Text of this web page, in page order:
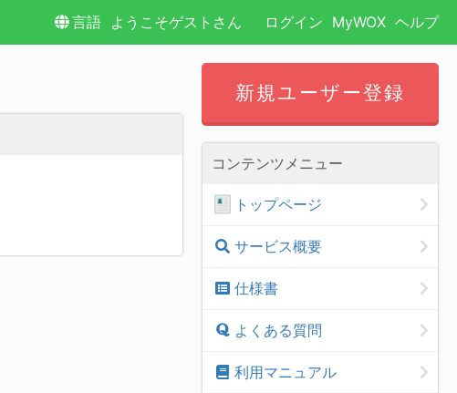
言語 ようこそゲストさん ログイン MyWOX ヘルプ
新規ユーザー登録
コンテンツメニュー
トップページ
サービス概要
仕様書
よくある質問
利用マニュアル